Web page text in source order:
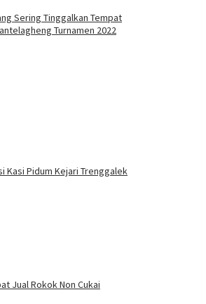
Sering Tinggalkan Tempat
Turnamen 2022
Kasi Pidum Kejari Trenggalek
Jual Rokok Non Cukai